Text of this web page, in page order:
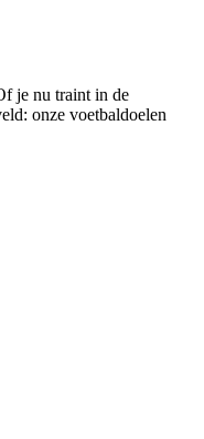
je nu traint in de
onze voetbaldoelen